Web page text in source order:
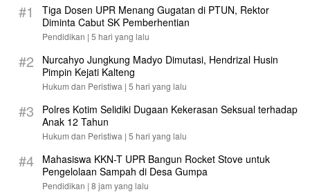
#1
Tiga Dosen UPR Menang Gugatan di PTUN, Rektor
Diminta Cabut SK Pemberhentian
Pendidikan | 5 hari yang lalu
#2
Nurcahyo Jungkung Madyo Dimutasi, Hendrizal Husin
Pimpin Kejati Kalteng
Hukum dan Peristiwa | 5 hari yang lalu
#3
Polres Kotim Selidiki Dugaan Kekerasan Seksual terhadap
Anak 12 Tahun
Hukum dan Peristiwa | 5 hari yang lalu
#4
Mahasiswa KKN-T UPR Bangun Rocket Stove untuk
Pengelolaan Sampah di Desa Gumpa
Pendidikan | 8 jam yang lalu